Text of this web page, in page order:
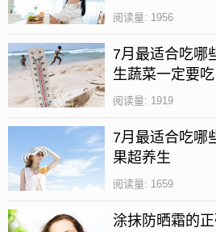
祸害你的身体了
阅读量: 1956
7月最适合吃哪
生蔬菜一定要吃
阅读量: 1919
7月最适合吃哪
果超养生
阅读量: 1659
涂抹防晒霜的